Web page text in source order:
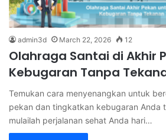
admin3d March 22, 2026 12
Olahraga Santai di Akhir
Kebugaran Tanpa
Temukan cara menyenangkan untuk
pekan dan tingkatkan kebugaran Anda
mulailah perjalanan sehat Anda hari…